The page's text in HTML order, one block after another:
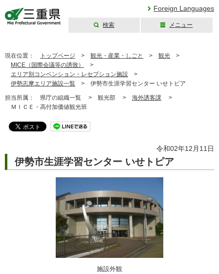
Foreign Languages
検索 メニュー
現在位置： トップページ > 観光・産業・しごと > 観光 >
MICE（国際会議等の誘致）
>
エリア別コンベンション・レセプション施設 >
伊勢志摩エリア施設一覧 > 伊勢市生涯学習センター いせトピア
担当所属： 県庁の組織一覧 > 観光部 > 海外誘客課 >
ＭＩＣＥ・高付加価値観光班
令和02年12月11日
伊勢市生涯学習センター いせトピア
施設外観